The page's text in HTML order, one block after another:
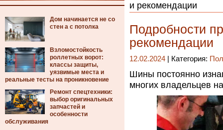
Дом начинается не со
стен а с потолка
Взломостойкость
роллетных ворот:
классы защиты,
уязвимые места и
реальные тесты на проникновение
Ремонт спецтехники:
выбор оригинальных
запчастей и
особенности
обслуживания
и рекомендации
Подробности
рекомендации
12.02.2024 | Категория:
Шины постоянно
многих владельцев